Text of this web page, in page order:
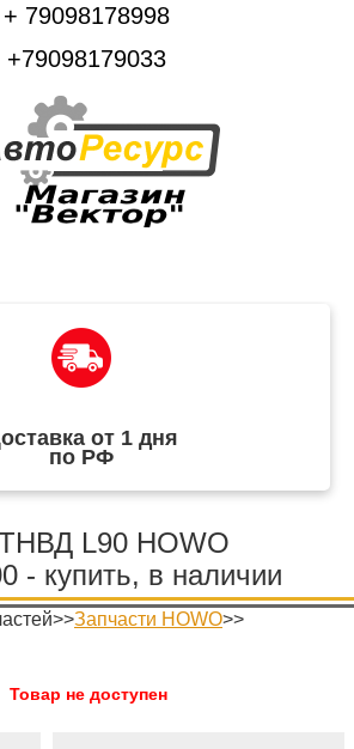
+ 79098178998
+79098179033
от 1 дня
по РФ
L90 HOWO
- купить, в наличии
Запчасти HOWO>>
Товар не доступен